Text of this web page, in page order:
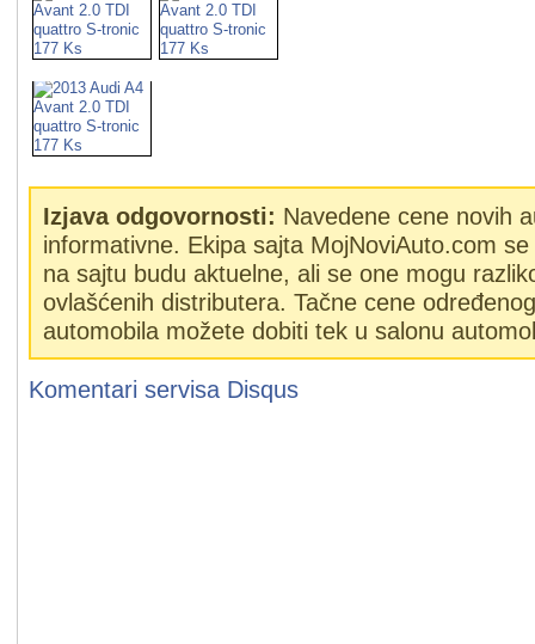
Izjava odgovornosti: Navedene cene novih
informativne. Ekipa sajta MojNoviAuto.com
na sajtu budu aktuelne, ali se one mogu
ovlašćenih distributera. Tačne cene
automobila možete dobiti tek u salonu
Komentari servisa Disqus